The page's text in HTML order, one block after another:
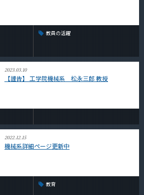
教員の活躍
2023.03.10
【謹告】 工学院機械系 松永三郎 教授
2022.12.15
機械系詳細ページ更新中
教育